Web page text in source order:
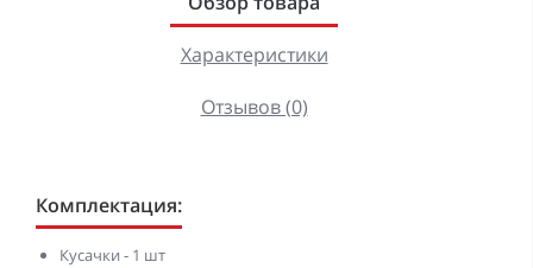
Характеристики
Отзывов (0)
Комплектация:
Кусачки - 1 шт